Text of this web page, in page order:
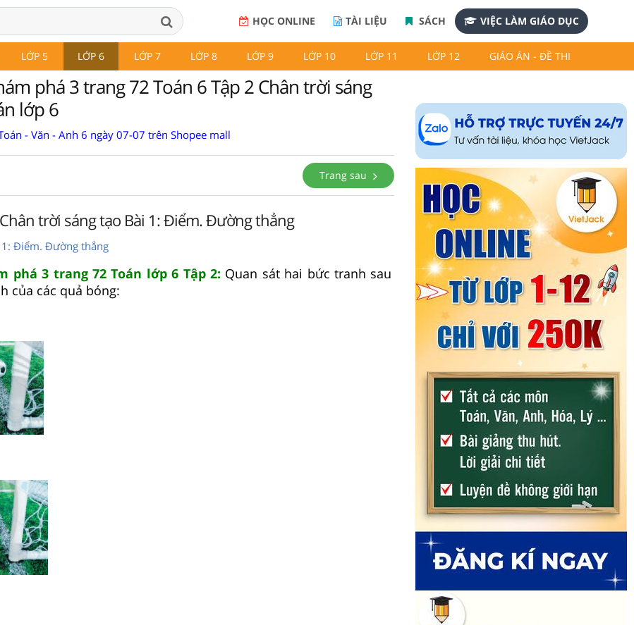
HỌC ONLINE TÀI LIỆU SÁCH VIỆC LÀM GIÁO DỤC
LỚP 5 LỚP 6 LỚP 7 LỚP 8 LỚP 9 LỚP 10 LỚP 11 LỚP 12 GIÁO ÁN - ĐỀ THI
phá 3 trang 72 Toán 6 Tập 2 Chân trời sáng
lớp 6
- Văn - Anh 6 ngày 07-07 trên Shopee mall
Trang sau
trời sáng tạo Bài 1: Điểm. Đường thẳng
1: Điểm. Đường thẳng
phá 3 trang 72 Toán lớp 6 Tập 2: Quan sát hai bức tranh sau
của các quả bóng: